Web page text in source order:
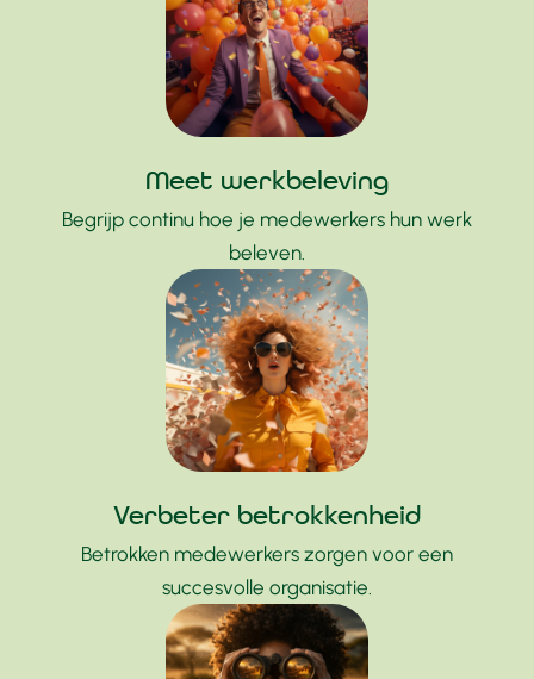
Meet werkbeleving
Begrijp continu hoe je medewerkers hun werk
beleven.
Verbeter betrokkenheid
Betrokken medewerkers zorgen voor een
succesvolle organisatie.